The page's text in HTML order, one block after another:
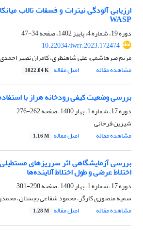
ارزیابی آلودگی نیترات و فسفات تالاب
WASP
دوره 19، شماره 4، پاییز 1402، صفحه
34-47
10.22034/iwrr.2023.172474
مریم میرهاشمی، علی شاهنظری، کامران نصیر احمدی
مشاهده مقاله
اصل مقاله 1022.04 K
بررسی وضعیت کیفی رودخانه هراز با
دوره 17، شماره 1، بهار 1400، صفحه
262-276
شیرین فرخانی
مشاهده مقاله
اصل مقاله 1.16 M
اختلاط عرضی و طول اختلاط آلاینده‌ها
دوره 17، شماره 1، بهار 1400، صفحه
290-301
سمیه منصوری کارگر، محمود شفاعی بجستان،
مشاهده مقاله
اصل مقاله 1.28 M